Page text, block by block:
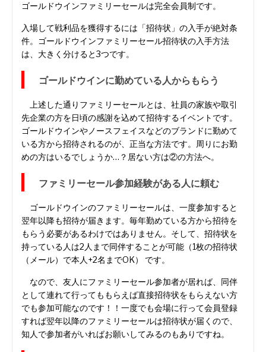
ゴールドウインファミリーセールは完全会員制です。
入場して戦利品を獲得するには「招待状」の入手が絶対条
件。ゴールドウインファミリーセール招待状の入手方法
は、大きく分けると3つです。
ゴールドウインに勤めている人からもらう
上述した通りファミリーセールとは、社員の家族や取引
先企業の方を日頃の感謝を込めて招待するイベントです。
ゴールドウインやノースフェイスなどのブランドに勤めて
いる方から招待されるのが、正当な方法です。周りにお勤
めの方はいるでしょうか…？居ない方は②の方法へ。
ファミリーセール参加経験がある人に頼む
ゴールドウインのファミリーセールは、一度参加すると
翌年以降も招待が届きます。毎年勤めている方から招待を
もらう必要があるわけではありません。そして、招待状を
持っている人は2人まで同伴することが可能（1枚の招待状
（メール）で本人+2名までOK） です。
なので、友人にファミリーセール参加者が居れば、同伴
として連れて行ってももらえば直接招待状をもらえない方
でも参加可能なのです！！一度でも会場に行って会員登録
すれば翌年以降のファミリーセールは招待状が届くので、
知人で参加者がいればお願いしてみるのもありですね。